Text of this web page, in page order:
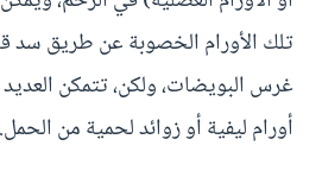
تلك الأورام الخصوبة عن طريق سد
غرس البويضات، ولكن، تتمكن
أورام ليفية أو زوائد لحمية من الحمل.